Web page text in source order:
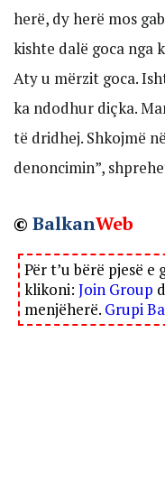
herë, dy herë mos
kishte dalë goca nga
Aty u mërzit goca.
ka ndodhur diçka.
të dridhej. Shkojmë
denoncimin”,
© BalkanWeb
Për t’u bërë pjesë e
klikoni: Join Group
menjëherë. Grupi